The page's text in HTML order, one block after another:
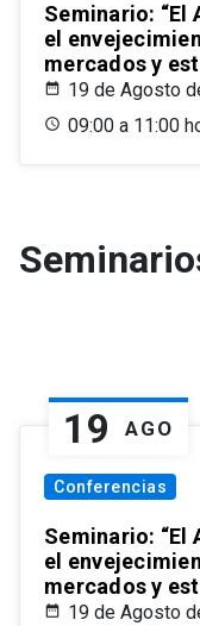
Seminario: “El
el
mercados y
19 de Agosto
09:00 a 11:00
19 AGO
Conferencias
Seminario: “El
el
mercados y
19 de Agosto